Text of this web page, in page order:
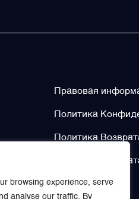
browsing experience, serve
analyse our traffic. By
Правовая
Политика
Политика
Политика